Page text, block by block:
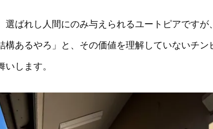
選ばれし人間にのみ与えられるユートピアですが
構あるやろ」と、その価値を理解していないチン
します。